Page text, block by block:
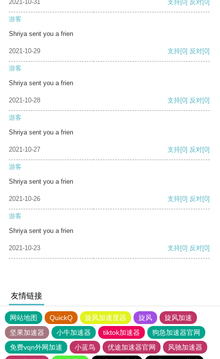
2021-10-31 支持[0] 反对[0]
游客
Shriya sent you a frien
2021-10-29 支持[0] 反对[0]
游客
Shriya sent you a frien
2021-10-28 支持[0] 反对[0]
游客
Shriya sent you a frien
2021-10-27 支持[0] 反对[0]
游客
Shriya sent you a frien
2021-10-26 支持[0] 反对[0]
游客
Shriya sent you a frien
2021-10-23 支持[0] 反对[0]
友情链接
网站地图 QuickQ 旋风加速度器 旋风
旋风加速
坚果加速器
小牛加速器 tiktok加速器
狗急加速器官网
免费vqn外网加速
小蓝鸟 优途加速器官网
风驰加速器